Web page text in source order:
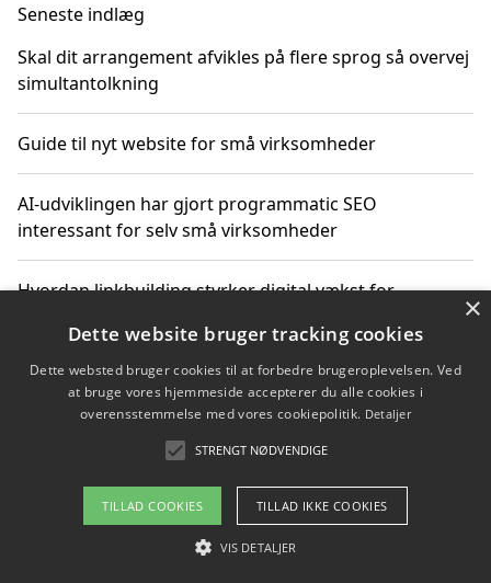
Seneste indlæg
Skal dit arrangement afvikles på flere sprog så overvej
simultantolkning
Guide til nyt website for små virksomheder
AI-udviklingen har gjort programmatic SEO
interessant for selv små virksomheder
Hvordan linkbuilding styrker digital vækst for
Sådan har udviklingen inden for genbrug af elektronik
ændret sig
Copyright 2026 - Pilanto Aps
Om / kontakt
×
Dette website bruger tracking cookies
Dette websted bruger cookies til at forbedre brugeroplevelsen. Ved
at bruge vores hjemmeside accepterer du alle cookies i
overensstemmelse med vores cookiepolitik. Detaljer
STRENGT NØDVENDIGE
TILLAD COOKIES TILLAD IKKE COOKIES
VIS DETALJER